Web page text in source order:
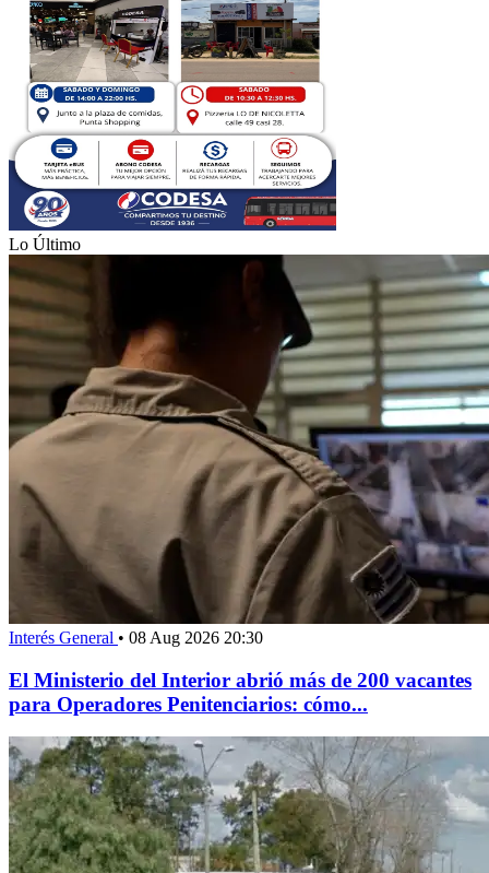
Lo Último
Interés General • 08 Aug 2026 20:30
El Ministerio del Interior abrió más de 200 vacantes
para Operadores Penitenciarios: cómo...